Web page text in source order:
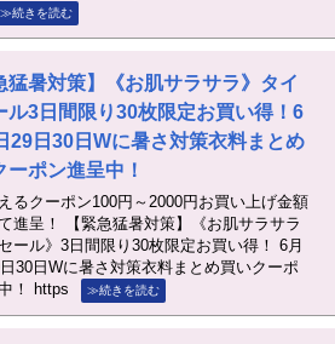
≫続きを読む
猛暑対策】《お肌サラサラ》タイ
ル3日間限り30枚限定お買い得！6
29日30日Wに暑さ対策衣料まとめ
ーポン進呈中！
るクーポン100円～2000円お買い上げ金額
進呈！ 【緊急猛暑対策】《お肌サラサラ
ール》3日間限り30枚限定お買い得！ 6月
30日Wに暑さ対策衣料まとめ買いクーポ
！ https
≫続きを読む